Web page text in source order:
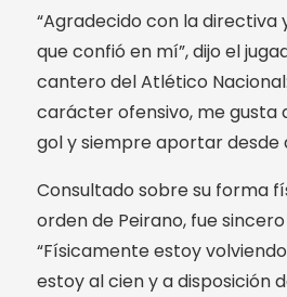
“Agradecido con la
que confió en mí”, dijo el
cantero del Atlético
carácter ofensivo, me gusta
gol y siempre aportar desde
Consultado sobre su forma
orden de Peirano, fue
“Físicamente estoy
estoy al cien y a disposición